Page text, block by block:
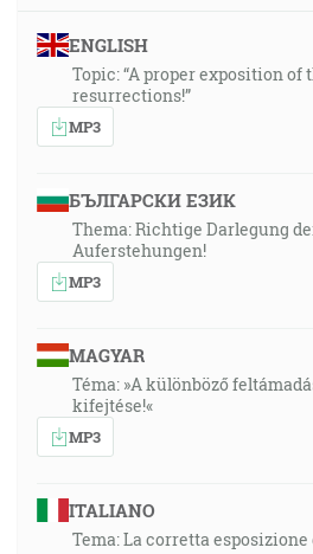
ENGLISH
Topic: “A proper exposition of
resurrections!”
MP3
БЪЛГАРСКИ ЕЗИК
Thema: Richtige Darlegung
Auferstehungen!
MP3
MAGYAR
Téma: »A különböző
kifejtése!«
MP3
ITALIANO
Tema: La corretta